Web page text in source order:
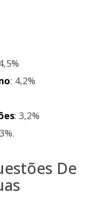
: 4,2%
: 3,2%
De